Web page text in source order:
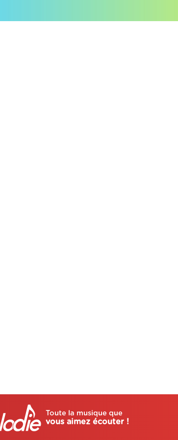
Toute la musique que
vous aimez écouter !